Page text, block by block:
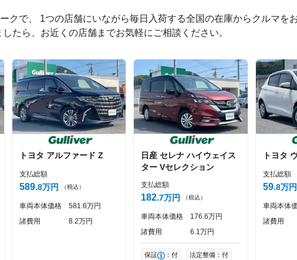
投稿する
クで、 1つの店舗にいながら毎日入荷する全国の在庫からクルマを
たら、お近くの店舗までお気軽にご相談ください。
トヨタ アルファード Z
支払総額
589 8万円 （税込）
車両本体価格 581 6万円
諸費用
8 2万円
日産 セレナ ハイウェイス
ター Vセレクション
支払総額
182 7万円 （税込）
車両本体価格 176 6万円
諸費用
6 1万円
保証 ：付 法定整備：付
トヨタ
支払総額
59 8万円
車両本体
諸費用